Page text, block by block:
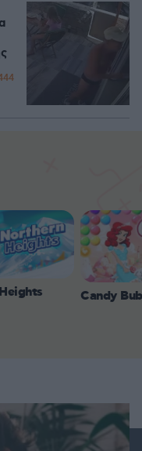
Candy